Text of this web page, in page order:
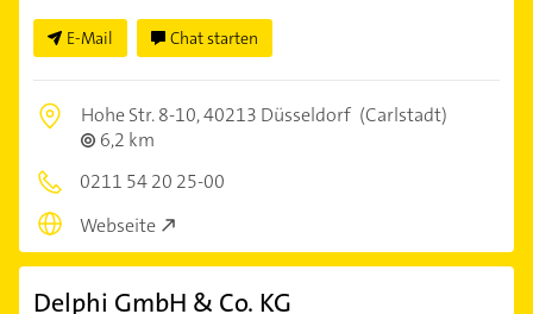
E-Mail Chat starten
Hohe Str. 8-10,40213 Düsseldorf (Carlstadt)
6,2 km
0211 54 20 25-00
Webseite
Delphi GmbH & Co. KG